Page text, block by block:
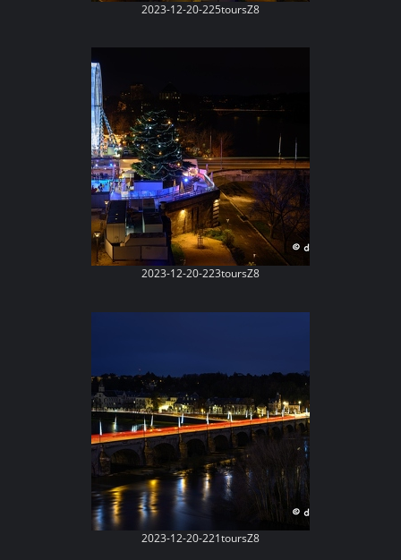
2023-12-20-225toursZ8
2023-12-20-223toursZ8
2023-12-20-221toursZ8